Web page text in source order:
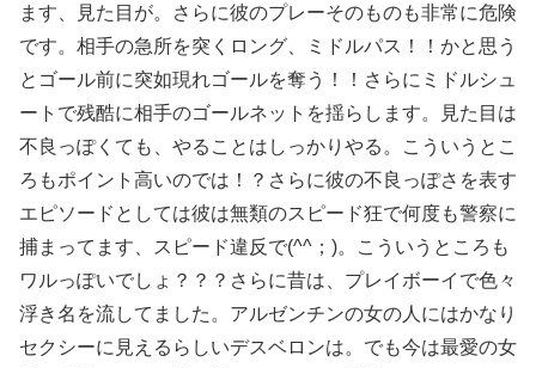
ます、見た目が。さらに彼のプレーそのものも非常に危険
です。相手の急所を突くロング、ミドルパス！！かと思う
とゴール前に突如現れゴールを奪う！！さらにミドルシュ
ートで残酷に相手のゴールネットを揺らします。見た目は
不良っぽくても、やることはしっかりやる。こういうとこ
ろもポイント高いのでは！？さらに彼の不良っぽさを表す
エピソードとしては彼は無類のスピード狂で何度も警察に
捕まってます、スピード違反で(^^；)。こういうところも
ワルっぽいでしょ？？？さらに昔は、プレイボーイで色々
浮き名を流してました。アルゼンチンの女の人にはかなり
セクシーに見えるらしいデスベロンは。でも今は最愛の女